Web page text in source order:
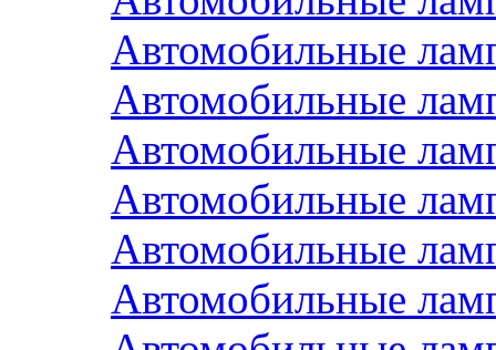
Автомобильные
Автомобильные
Автомобильные
Автомобильные
Автомобильные
Автомобильные